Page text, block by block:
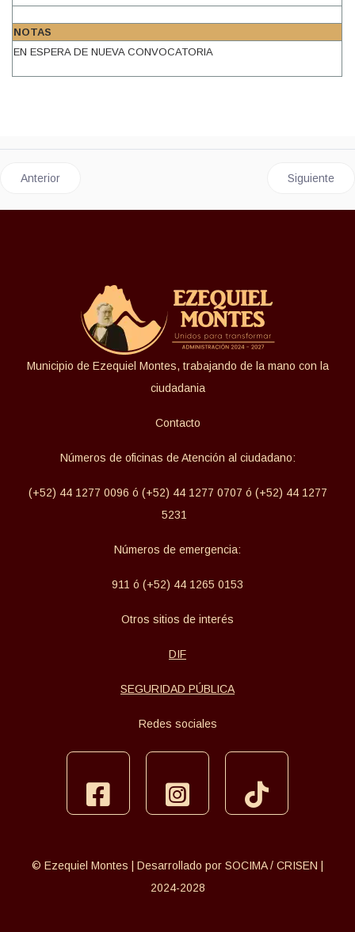
NOTAS
EN ESPERA DE NUEVA CONVOCATORIA
Artículo anterior: SEMBRANDO VIDA
Anterior Artículo
Siguiente
Municipio de Ezequiel Montes, trabajando de la mano con la
ciudadania
Contacto
Números de oficinas de Atención al ciudadano:
(+52) 44 1277 0096 ó (+52) 44 1277 0707 ó (+52) 44 1277
5231
Números de emergencia:
911 ó (+52) 44 1265 0153
Otros sitios de interés
DIF
SEGURIDAD PÚBLICA
Redes sociales
facebookinstagramtiktok
© Ezequiel Montes | Desarrollado por SOCIMA / CRISEN |
2024-2028